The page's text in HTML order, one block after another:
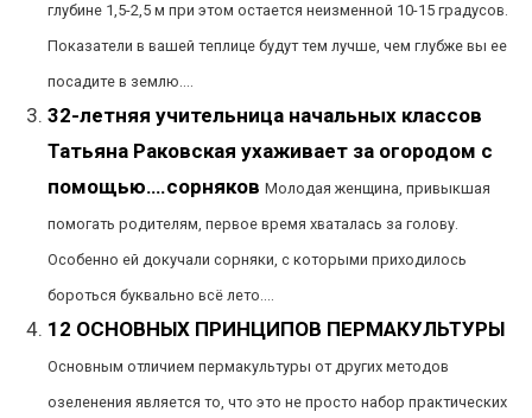
глубине 1,5-2,5 м при этом остается неизменной 10-15 градусов.
Показатели в вашей теплице будут тем лучше, чем глубже вы ее
посадите в землю....
32-летняя учительница начальных классов
Татьяна Раковская ухаживает за огородом с
помощью….сорняков Молодая женщина, привыкшая
помогать родителям, первое время хваталась за голову.
Особенно ей докучали сорняки, с которыми приходилось
бороться буквально всё лето....
12 ОСНОВНЫХ ПРИНЦИПОВ ПЕРМАКУЛЬТУРЫ
Основным отличием пермакультуры от других методов
озеленения является то, что это не просто набор практических